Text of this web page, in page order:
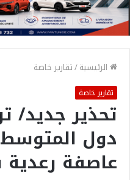
الرئيسية/تقارير خاصة
تقارير خاصة
تحذير
دول المتوسط
عاصفة رعدية